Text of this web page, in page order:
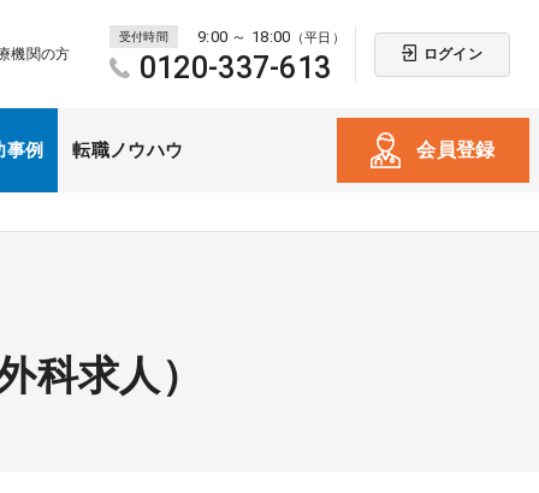
機関の方
受付時間 9:00 ～ 18:00 （平日）
0120-337-613 ログイン
事例 転職ノウハウ 会員登録
科求人）